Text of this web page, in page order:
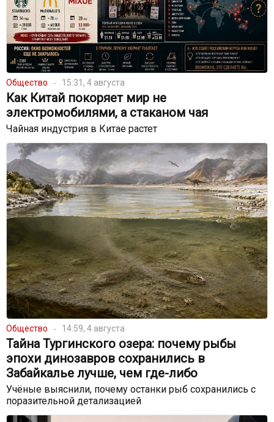
Общество 15:31, 4 августа
Как Китай покоряет мир не
электромобилями, а стаканом чая
Чайная индустрия в Китае растет
Общество 14:59, 4 августа
Тайна Тургинского озера: почему рыбы
эпохи динозавров сохранились в
Забайкалье лучше, чем где-либо
Учёные выяснили, почему останки рыб сохранились с
поразительной детализацией